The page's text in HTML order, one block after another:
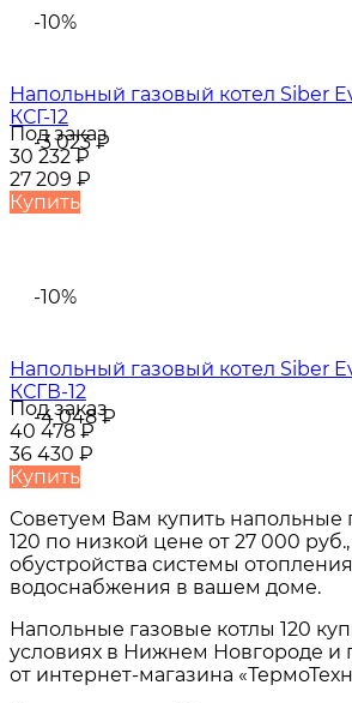
-10%
-3 023₽
Напольный газовый котел Siber
КСГ-12
Под заказ
30 232₽
27 209 ₽
Купить
-10%
-4 048₽
Напольный газовый котел Siber
КСГВ-12
Под заказ
40 478 ₽
36 430 ₽
Купить
Советуем Вам купить напольные
120 по низкой цене от 27 000 руб.
обустройства системы
водоснабжения в вашем доме.
Напольные газовые котлы 120
условиях в Нижнем Новгороде и
от интернет-магазина